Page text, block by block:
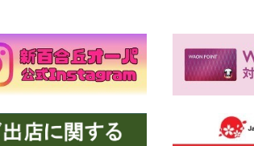
しております！